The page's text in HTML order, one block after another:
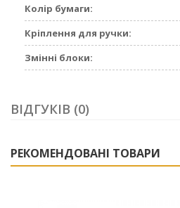
Колір бумаги:
Кріплення для ручки:
Змінні блоки:
ВІДГУКІВ (0)
РЕКОМЕНДОВАНІ ТОВАРИ